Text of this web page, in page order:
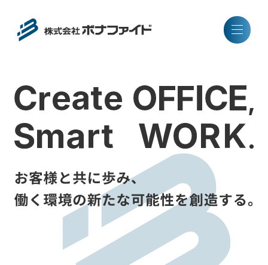
C r e a t e O F F I C
E
,
S
m a r t W O R
K
.